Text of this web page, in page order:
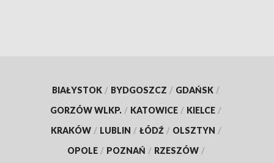
BIAŁYSTOK / BYDGOSZCZ / GDAŃSK /
GORZÓW WLKP. / KATOWICE / KIELCE /
KRAKÓW / LUBLIN / ŁÓDŹ / OLSZTYN /
OPOLE / POZNAŃ / RZESZÓW /